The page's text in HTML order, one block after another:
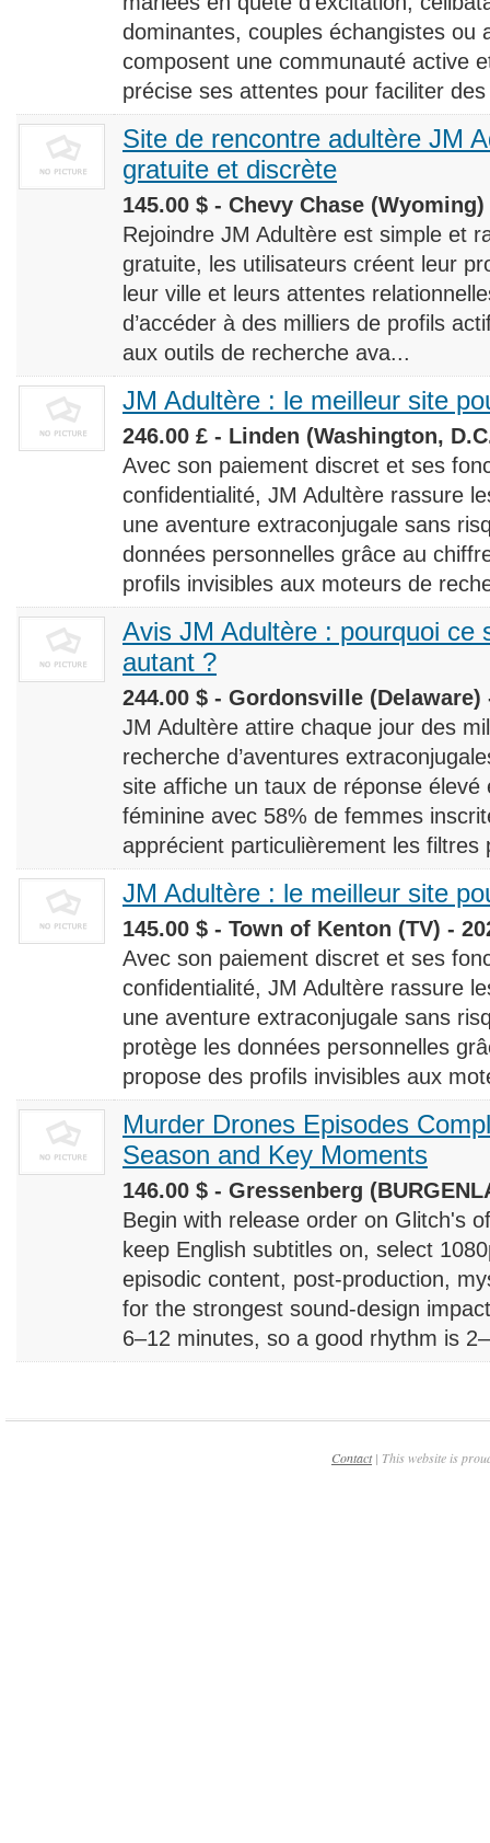
dominantes, couples échangistes ou
composent une communauté active
précise ses attentes pour faciliter
Site de rencontre adultère JM
gratuite et discrète
145.00 $ - Chevy Chase (Wyoming)
Rejoindre JM Adultère est simple et
gratuite, les utilisateurs créent leur
leur ville et leurs attentes
d’accéder à des milliers de profils
aux outils de recherche ava...
JM Adultère : le meilleur site
246.00 £ - Linden (Washington,
Avec son paiement discret et ses
confidentialité, JM Adultère rassure
une aventure extraconjugale sans
données personnelles grâce au
profils invisibles aux moteurs de
Avis JM Adultère : pourquoi ce
autant ?
244.00 $ - Gordonsville (Delaware)
JM Adultère attire chaque jour des
recherche d’aventures
site affiche un taux de réponse
féminine avec 58% de femmes
apprécient particulièrement les filtres
JM Adultère : le meilleur site
145.00 $ - Town of Kenton (TV) -
Avec son paiement discret et ses
confidentialité, JM Adultère rassure
une aventure extraconjugale sans
protège les données personnelles
propose des profils invisibles aux
Murder Drones Episodes
Season and Key Moments
146.00 $ - Gressenberg
Begin with release order on Glitch's
keep English subtitles on, select
episodic content, post-production,
for the strongest sound-design
6–12 minutes, so a good rhythm is
Contact| This website is